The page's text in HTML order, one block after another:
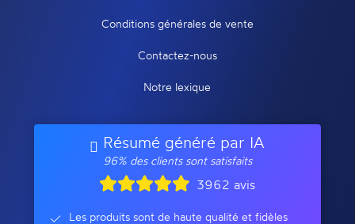
Conditions générales de vente
Contactez-nous
Notre lexique
Résumé généré par IA
96% des clients sont satisfaits
3962 avis
Les produits sont de haute qualité et fidèles